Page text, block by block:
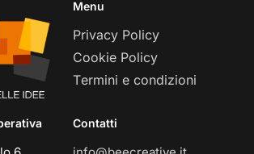
Menu
Privacy Policy
Cookie Policy
Termini e condizioni
Contatti